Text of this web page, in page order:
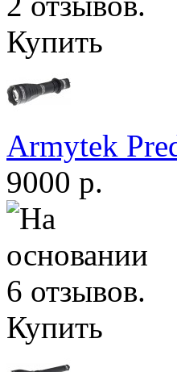
Купить
Armytek
9000 р.
Купить